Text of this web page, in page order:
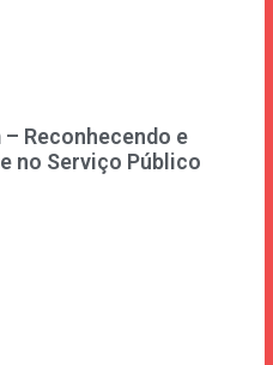
Reconhecendo e
no Serviço Público